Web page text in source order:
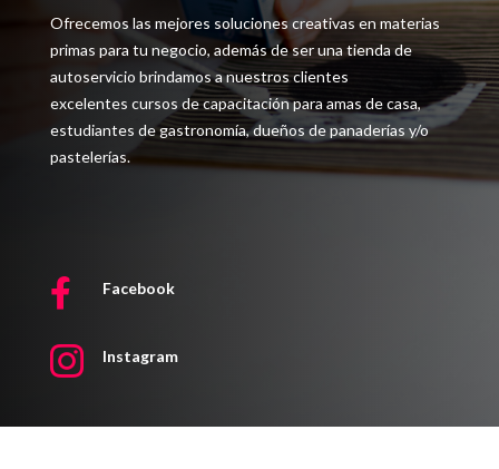
Ofrecemos las mejores soluciones creativas en materias
primas para tu negocio, además de ser una tienda de
autoservicio brindamos a nuestros clientes
excelentes cursos de capacitación para amas de casa,
estudiantes de gastronomía, dueños de panaderías y/o
pastelerías.
 Facebook
 Instagram